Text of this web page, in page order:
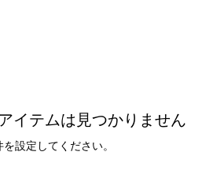
イテムは見つかりません
設定してください。